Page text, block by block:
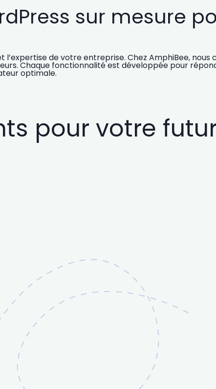
sur mesure
l’expertise de votre entreprise. Chez AmphiBee, nous
Chaque fonctionnalité est développée pour
optimale.
pour votre